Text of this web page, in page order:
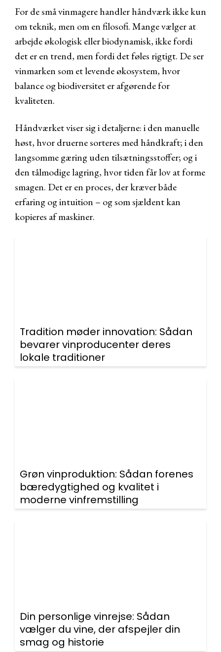
For de små vinmagere handler håndværk ikke kun
om teknik, men om en filosofi. Mange vælger at
arbejde økologisk eller biodynamisk, ikke fordi
det er en trend, men fordi det føles rigtigt. De ser
vinmarken som et levende økosystem, hvor
balance og biodiversitet er afgørende for
kvaliteten.
Håndværket viser sig i detaljerne: i den manuelle
høst, hvor druerne sorteres med håndkraft; i den
langsomme gæring uden tilsætningsstoffer; og i
den tålmodige lagring, hvor tiden får lov at forme
smagen. Det er en proces, der kræver både
erfaring og intuition – og som sjældent kan
kopieres af maskiner.
Tradition møder innovation: Sådan
bevarer vinproducenter deres
lokale traditioner
Grøn vinproduktion: Sådan forenes
bæredygtighed og kvalitet i
moderne vinfremstilling
Din personlige vinrejse: Sådan
vælger du vine, der afspejler din
smag og historie